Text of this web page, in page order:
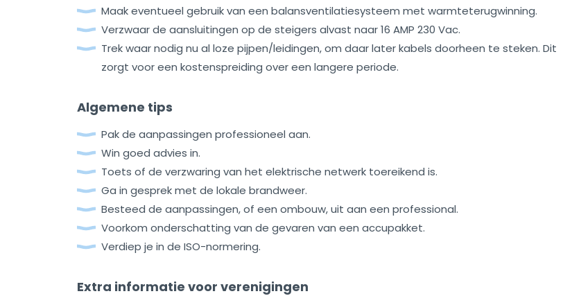
Maak eventueel gebruik van een balansventilatiesysteem met warmteterugwinning.
Verzwaar de aansluitingen op de steigers alvast naar 16 AMP 230 Vac.
Trek waar nodig nu al loze pijpen/leidingen, om daar later kabels doorheen te steken. Dit
zorgt voor een kostenspreiding over een langere periode.
Algemene tips
Pak de aanpassingen professioneel aan.
Win goed advies in.
Toets of de verzwaring van het elektrische netwerk toereikend is.
Ga in gesprek met de lokale brandweer.
Besteed de aanpassingen, of een ombouw, uit aan een professional.
Voorkom onderschatting van de gevaren van een accupakket.
Verdiep je in de ISO-normering.
Extra informatie voor verenigingen